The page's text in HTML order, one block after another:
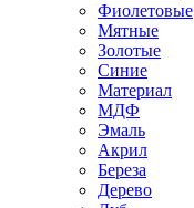
Фиолетовые
Мятные
Золотые
Синие
Материал
МДФ
Эмаль
Акрил
Береза
Дерево